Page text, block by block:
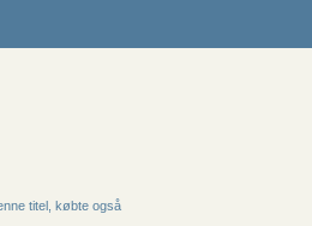
titel, købte også